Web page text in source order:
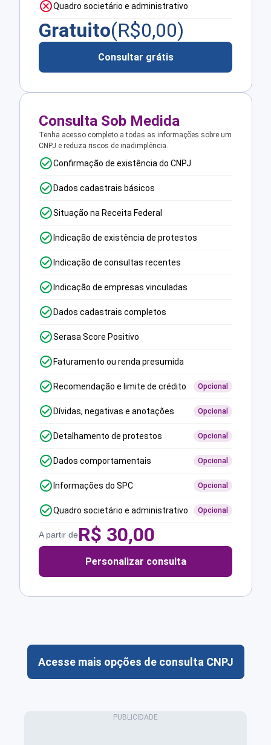
Quadro societário e administrativo
Gratuito(R$0,00)
Consultar grátis
Consulta Sob Medida
Tenha acesso completo a todas as informações sobre um
CNPJ e reduza riscos de inadimplência.
Confirmação de existência do CNPJ
Dados cadastrais básicos
Situação na Receita Federal
Indicação de existência de protestos
Indicação de consultas recentes
Indicação de empresas vinculadas
Dados cadastrais completos
Serasa Score Positivo
Faturamento ou renda presumida
Recomendação e limite de crédito Opcional
Dívidas, negativas e anotações Opcional
Detalhamento de protestos Opcional
Dados comportamentais Opcional
Informações do SPC Opcional
Quadro societário e administrativo Opcional
A partir deR$ 30,00
Personalizar consulta
Acesse mais opções de consulta CNPJ